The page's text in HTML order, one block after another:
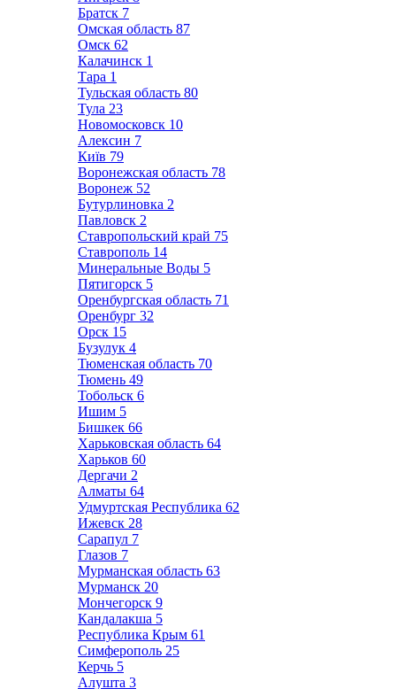
Братск 7
Омская область 87
Омск 62
Калачинск 1
Тара 1
Тульская область 80
Тула 23
Новомосковск 10
Алексин 7
Київ 79
Воронежская область 78
Воронеж 52
Бутурлиновка 2
Павловск 2
Ставропольский край 75
Ставрополь 14
Минеральные Воды 5
Пятигорск 5
Оренбургская область 71
Оренбург 32
Орск 15
Бузулук 4
Тюменская область 70
Тюмень 49
Тобольск 6
Ишим 5
Бишкек 66
Харьковская область 64
Харьков 60
Дергачи 2
Алматы 64
Удмуртская Республика 62
Ижевск 28
Сарапул 7
Глазов 7
Мурманская область 63
Мурманск 20
Мончегорск 9
Кандалакша 5
Республика Крым 61
Симферополь 25
Керчь 5
Алушта 3